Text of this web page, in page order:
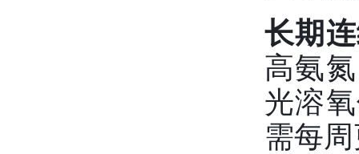
长期
高氨
光溶
需每